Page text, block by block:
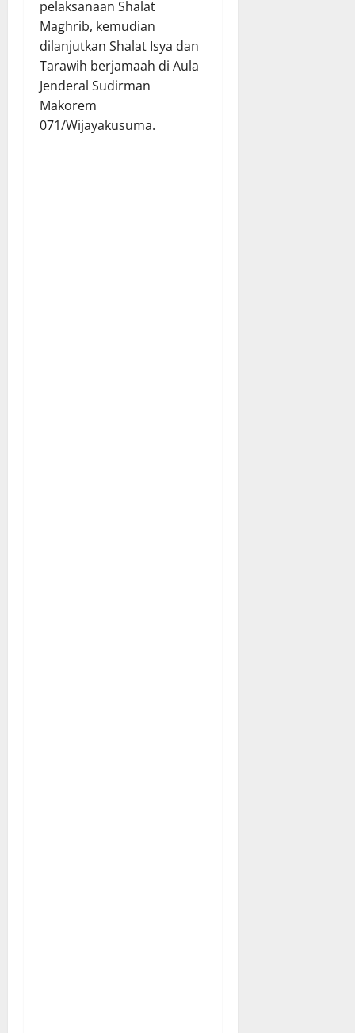
pelaksanaan Shalat
Maghrib, kemudian
dilanjutkan Shalat Isya dan
Tarawih berjamaah di Aula
Jenderal Sudirman
Makorem
071/Wijayakusuma.